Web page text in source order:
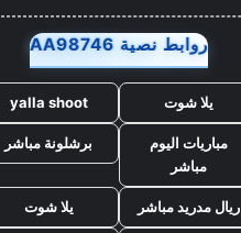
روابط نصية AA98746
يلا شوت yalla shoot
مباريات اليوم
مباشر
برشلونة مباشر
ريال مدريد مباشر يلا شوت